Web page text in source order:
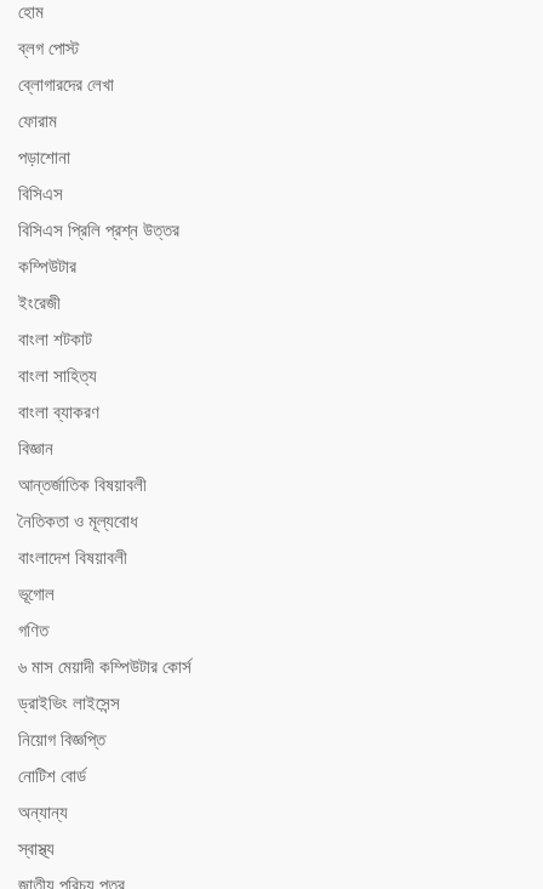
হোম
ব্লগ পোস্ট
ব্লোগারদের লেখা
ফোরাম
পড়াশোনা
বিসিএস
বিসিএস ‍প্রিলি প্রশ্ন উত্তর
কম্পিউটার
ইংরেজী
বাংলা শটকাট
বাংলা সাহিত্য
বাংলা ব্যাকরণ
বিজ্ঞান
আন্তর্জাতিক বিষয়াবলী
নৈতিকতা ও মূল্যবোধ
বাংলাদেশ বিষয়াবলী
ভূগোল
গণিত
৬ মাস মেয়াদী কম্পিউটার কোর্স
ড্রাইভিং লাইসেন্স
নিয়োগ বিজ্ঞপ্তি
নোটিশ বোর্ড
অন্যান্য
স্বাস্থ্য
জাতীয় পরিচয় পত্র